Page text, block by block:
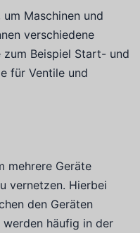
Maschinen und
verschiedene
Beispiel Start- und
für Ventile und
mehrere Geräte
vernetzen. Hierbei
den Geräten
werden häufig in der